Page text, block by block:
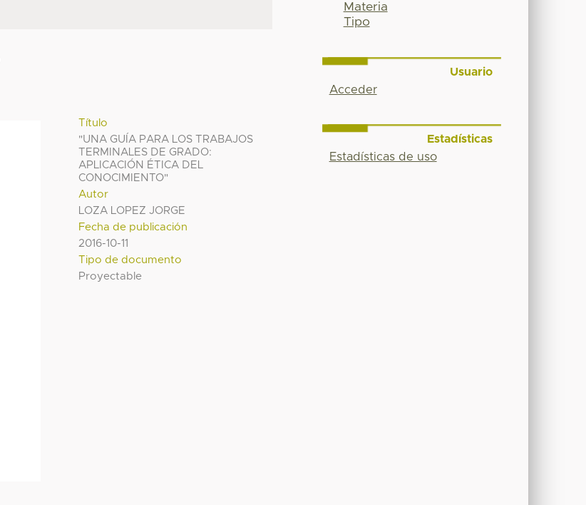
Título
"UNA GUÍA PARA LOS TRABAJOS
TERMINALES DE GRADO:
APLICACIÓN ÉTICA DEL
CONOCIMIENTO"
Autor
LOZA LOPEZ JORGE
Fecha de publicación
2016-10-11
Tipo de documento
Proyectable
Materia
Tipo
Usuario
Acceder
Estadísticas
Estadísticas de uso